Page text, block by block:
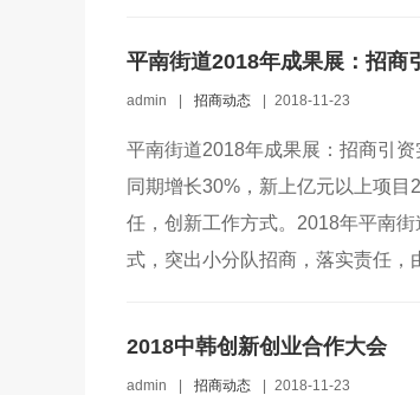
平南街道2018年成果展：招商
admin 招商动态 2018-11-23
平南街道2018年成果展：招商引
同期增长30%，新上亿元以上项
任，创新工作方式。2018年平南街
式，突出小分队招商，落实责任，
2018中韩创新创业合作大会
admin 招商动态 2018-11-23